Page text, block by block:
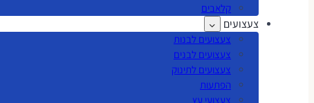
קלאבים
צעצועים
צעצועים לבנות
צעצועים לבנים
צעצועים לתינוק
הפתעות
צעצועי עץ